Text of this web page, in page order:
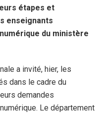
étapes et
enseignants
du ministère
a invité, hier, les
dans le cadre du
demandes
Le département